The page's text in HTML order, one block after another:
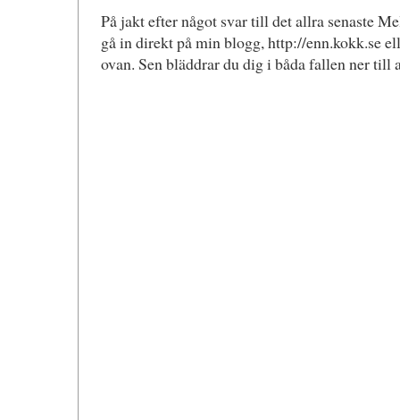
På jakt efter något svar till det allra senaste
gå in direkt på min blogg, http://enn.kokk.se
ovan. Sen bläddrar du dig i båda fallen ner till